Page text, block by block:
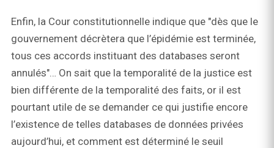
Enfin, la Cour constitutionnelle indique que "dès que le
gouvernement décrètera que l’épidémie est terminée,
tous ces accords instituant des databases seront
annulés"… On sait que la temporalité de la justice est
bien différente de la temporalité des faits, or il est
pourtant utile de se demander ce qui justifie encore
l’existence de telles databases de données privées
aujourd’hui, et comment est déterminé le seuil